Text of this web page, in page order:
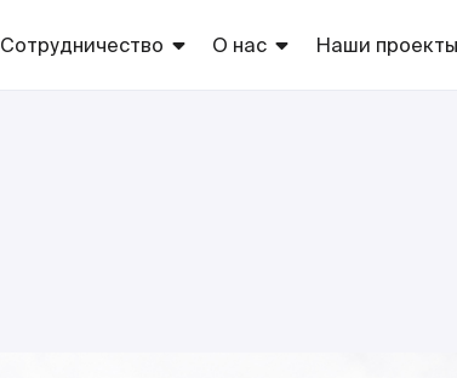
Сотрудничество О нас Наши проекты